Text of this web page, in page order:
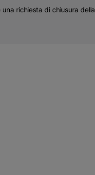
richiesta di chiusura della